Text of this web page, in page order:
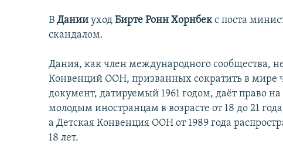
QANUNI DOĞRU
ARAŞDIRMA
MULTIMEDIA
FOTOQALEREYA
İNFOQRAFIKA
KARIKATURA
RADIO ARXIV
OXU ZALI
AZƏRBAYCAN ƏDƏBIYYATI KITABXANASI
İSLAM VƏ DEMOKRATIYA
HAQQIMIZDA
MISSIYAMIZ
PEŞƏ ETIKASI VƏ JURNALISTIKA
В Дании уход Бирте Ронн Хорнбекс поста
скандалом.
Дания, как член международного сообщества,
Конвенций ООН, призванных сократить в мире
документ, датируемый 1961 годом, даёт право
молодым иностранцам в возрасте от 18 до 21
а Детская Конвенция ООН от 1989 года
18 лет.